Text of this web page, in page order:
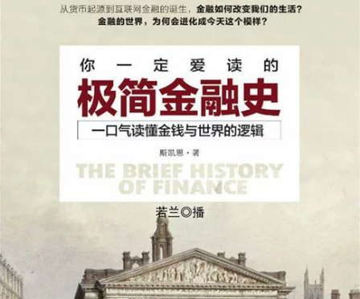
天天免運 美食蛋糕 養生保健 民生用品
3C家電 運動休閒
電子/紙本書